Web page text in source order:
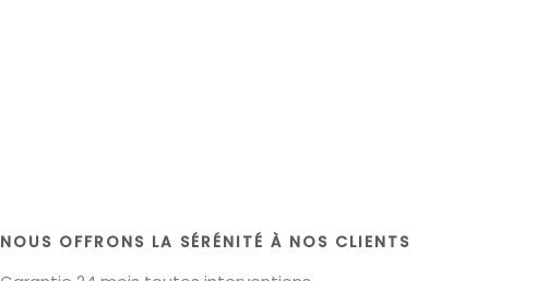
NOUS OFFRONS LA SÉRÉNITÉ À NOS CLIENTS